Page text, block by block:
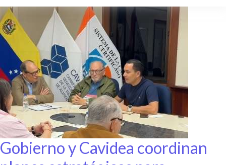
Gobierno y Cavidea coordinan